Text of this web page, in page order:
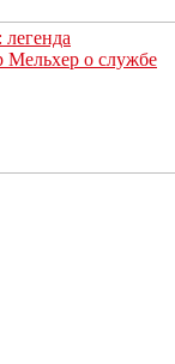
Мельхер о службе